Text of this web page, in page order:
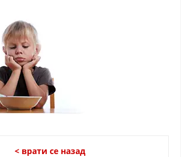
ИСТОРИЈАТ НА ЦКРМ
ИСТОРИЈАТ НА ДВИЖЕЊЕТО
< врати се назад